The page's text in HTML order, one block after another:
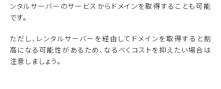
ンタルサーバーのサービスからドメインを取得することも可能
です。
ただし、レンタルサーバーを経由してドメインを取得すると割
高になる可能性があるため、なるべくコストを抑えたい場合は
注意しましょう。